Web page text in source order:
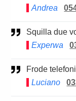
Andrea
Squilla due
Experwa
Frode
Luciano